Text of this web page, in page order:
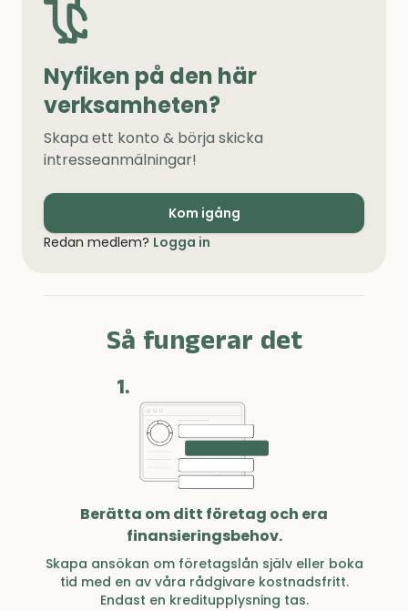
Nyfiken på den här
verksamheten?
Skapa ett konto & börja skicka
intresseanmälningar!
Kom igång
Redan medlem? Logga in
Så fungerar det
1.
Berätta om ditt företag och era
finansieringsbehov.
Skapa ansökan om företagslån själv eller boka
tid med en av våra rådgivare kostnadsfritt.
Endast en kreditupplysning tas.